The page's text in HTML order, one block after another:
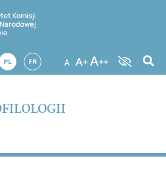
Komisji
PL FR